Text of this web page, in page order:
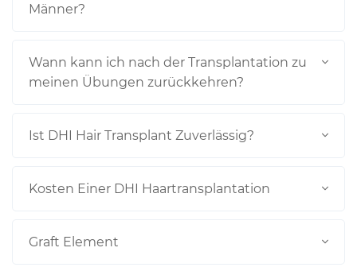
Männer?
Wann kann ich nach der Transplantation zu
meinen Übungen zurückkehren?
Ist DHI Hair Transplant Zuverlässig?
Kosten Einer DHI Haartransplantation
Graft Element